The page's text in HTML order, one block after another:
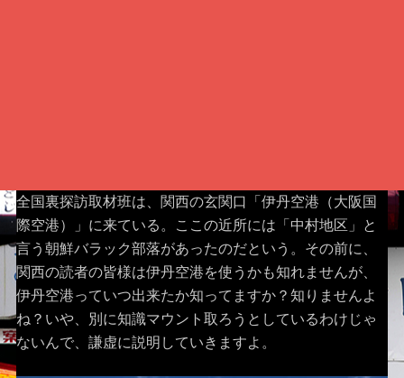
全国裏探訪取材班は、関西の玄関口「伊丹空港（大阪国
際空港）」に来ている。ここの近所には「中村地区」と
言う朝鮮バラック部落があったのだという。その前に、
関西の読者の皆様は伊丹空港を使うかも知れませんが、
伊丹空港っていつ出来たか知ってますか？知りませんよ
ね？いや、別に知識マウント取ろうとしているわけじゃ
ないんで、謙虚に説明していきますよ。